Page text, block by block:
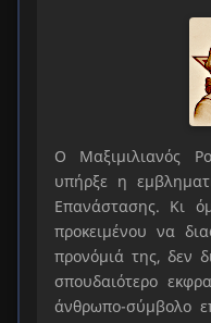
Ο Μαξιμιλιανός
υπήρξε η
Επανάστασης. Κι
προκειμένου να
προνόμιά της, δεν
σπουδαιότερο
άνθρωπο-σύμβολο